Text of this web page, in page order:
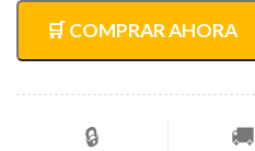
🛒 COMPRAR AHORA
🔒 🚚